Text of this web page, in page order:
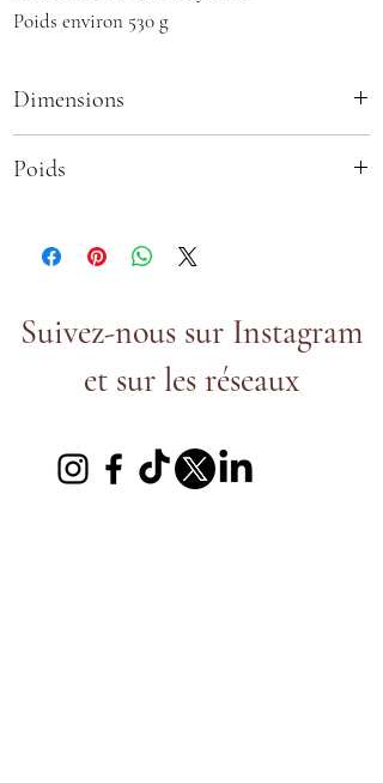
Poids environ 530 g
Dimensions
Diamètre : 7,4 cm
Poids
Suivez-nous sur Instagram
et sur les réseaux